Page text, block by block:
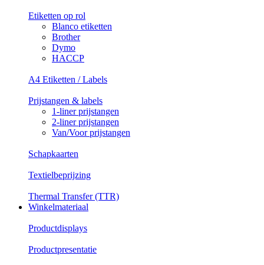
Etiketten op rol
Blanco etiketten
Brother
Dymo
HACCP
A4 Etiketten / Labels
Prijstangen & labels
1-liner prijstangen
2-liner prijstangen
Van/Voor prijstangen
Schapkaarten
Textielbeprijzing
Thermal Transfer (TTR)
Winkelmateriaal
Productdisplays
Productpresentatie